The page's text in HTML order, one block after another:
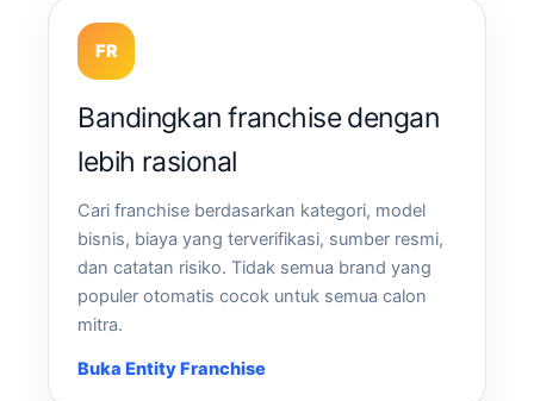
FR
Bandingkan franchise dengan
lebih rasional
Cari franchise berdasarkan kategori, model
bisnis, biaya yang terverifikasi, sumber resmi,
dan catatan risiko. Tidak semua brand yang
populer otomatis cocok untuk semua calon
mitra.
Buka Entity Franchise